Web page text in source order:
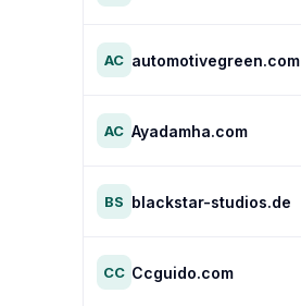
AC automotivegreen.com
AC Ayadamha.com
BS blackstar-studios.de
CC Ccguido.com